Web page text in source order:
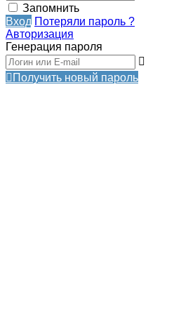
Запомнить
Вход Потеряли пароль ?
Авторизация
Генерация пароля
Получить новый пароль